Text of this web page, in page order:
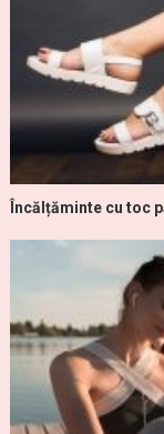
Încălțăminte cu toc